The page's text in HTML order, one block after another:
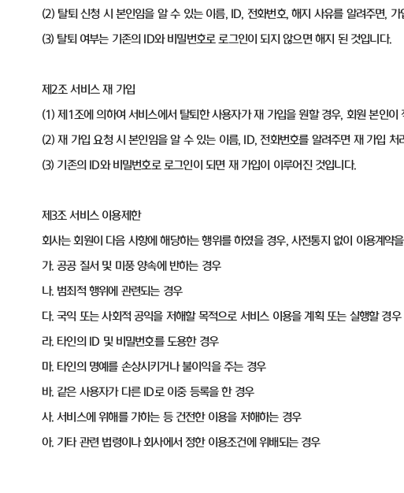
(2) 탈퇴 신청 시 본인임을 알 수 있는 이름, ID, 전화번호, 해지 사유를 알려주면,
(3) 탈퇴 여부는 기존의 ID와 비밀번호로 로그인이 되지 않으면 해지 된 것입니다.
제2조 서비스 재 가입
(1) 제1조에 의하여 서비스에서 탈퇴한 사용자가 재 가입을 원할 경우, 회원 본인
(2) 재 가입 요청 시 본인임을 알 수 있는 이름, ID, 전화번호를 알려주면 재 가입 처
(3) 기존의 ID와 비밀번호로 로그인이 되면 재 가입이 이루어진 것입니다.
제3조 서비스 이용제한
회사는 회원이 다음 사항에 해당하는 행위를 하였을 경우, 사전통지 없이 이용계약
가. 공공 질서 및 미풍 양속에 반하는 경우
나. 범죄적 행위에 관련되는 경우
다. 국익 또는 사회적 공익을 저해할 목적으로 서비스 이용을 계획 또는 실행할 경우
라. 타인의 ID 및 비밀번호를 도용한 경우
마. 타인의 명예를 손상시키거나 불이익을 주는 경우
바. 같은 사용자가 다른 ID로 이중 등록을 한 경우
사. 서비스에 위해를 가하는 등 건전한 이용을 저해하는 경우
아. 기타 관련 법령이나 회사에서 정한 이용조건에 위배되는 경우